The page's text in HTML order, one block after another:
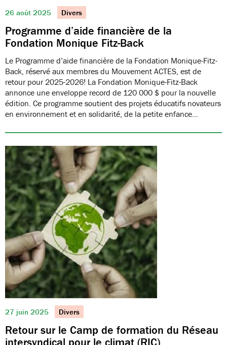
26 août 2025 Divers
Programme d’aide financière de la
Fondation Monique Fitz-Back
Le Programme d’aide financière de la Fondation Monique-Fitz-
Back, réservé aux membres du Mouvement ACTES, est de
retour pour 2025-2026! La Fondation Monique-Fitz-Back
annonce une enveloppe record de 120 000 $ pour la nouvelle
édition. Ce programme soutient des projets éducatifs novateurs
en environnement et en solidarité, de la petite enfance…
27 juin 2025 Divers
Retour sur le Camp de formation du Réseau
intersyndical pour le climat (RIC)